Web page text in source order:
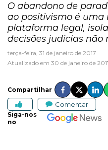
O abandono de
ao positivismo é uma
plataforma legal,
decisões judicias não
terça-feira, 31 de janeiro de 2017
Atualizado em 30 de janeiro de
Compartilhar
Comentar
Siga-nos
no